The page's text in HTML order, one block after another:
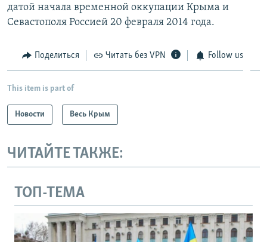
датой начала временной оккупации Крыма и
Севастополя Россией 20 февраля 2014 года.
Поделиться Читать без VPN Follow us
This item is part of
Новости Весь Крым
ЧИТАЙТЕ ТАКЖЕ:
ТОП-ТЕМА